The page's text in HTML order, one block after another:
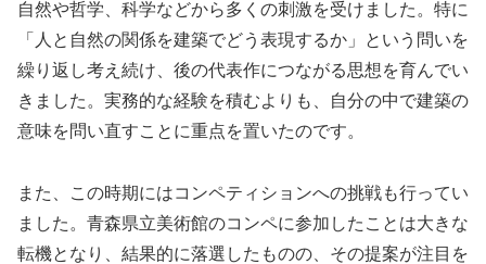
自然や哲学、科学などから多くの刺激を受けました。特に
「人と自然の関係を建築でどう表現するか」という問いを
繰り返し考え続け、後の代表作につながる思想を育んでい
きました。実務的な経験を積むよりも、自分の中で建築の
意味を問い直すことに重点を置いたのです。
また、この時期にはコンペティションへの挑戦も行ってい
ました。青森県立美術館のコンペに参加したことは大きな
転機となり、結果的に落選したものの、その提案が注目を